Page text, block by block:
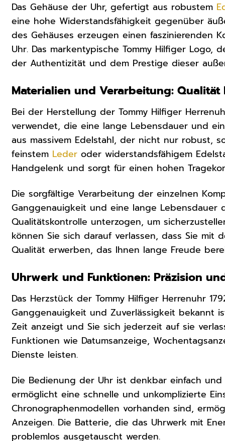
Das Gehäuse der Uhr, gefertigt aus robustem
eine hohe Widerstandsfähigkeit gegenüber
des Gehäuses erzeugen einen faszinierenden
Uhr. Das markentypische Tommy Hilfiger
der Authentizität und dem Prestige dieser
Materialien und Verarbeitung:
Bei der Herstellung der Tommy Hilfiger
verwendet, die eine lange Lebensdauer und
aus massivem Edelstahl, der nicht nur robust,
feinstem Leder oder widerstandsfähigem
Handgelenk und sorgt für einen hohen
Die sorgfältige Verarbeitung der einzelnen
Ganggenauigkeit und eine lange Lebensdauer
Qualitätskontrolle unterzogen, um
können Sie sich darauf verlassen, dass Sie mit
Qualität erwerben, das Ihnen lange Freude
Uhrwerk und Funktionen: Präzision
Das Herzstück der Tommy Hilfiger Herrenuhr
Ganggenauigkeit und Zuverlässigkeit bekannt
Zeit anzeigt und Sie sich jederzeit auf sie
Funktionen wie Datumsanzeige,
Dienste leisten.
Die Bedienung der Uhr ist denkbar einfach
ermöglicht eine schnelle und unkomplizierte
Chronographenmodellen vorhanden sind,
Anzeigen. Die Batterie, die das Uhrwerk mit
problemlos ausgetauscht werden.